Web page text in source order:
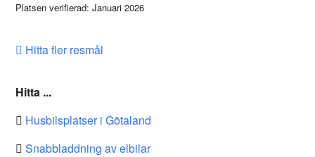
Platsen verifierad: Januari 2026
Hitta fler resmål
Hitta ...
Husbilsplatser i Götaland
Snabbladdning av elbilar